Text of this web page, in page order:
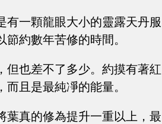
有一顆龍眼大小的靈露天丹服
約數年苦修的時間。
但也差不了多少。約摸有著紅
且是最純凈的能量。
葉真的修為提升一重以上，最